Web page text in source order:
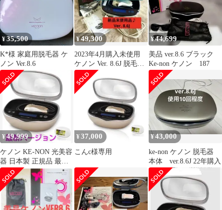
¥35,500
K*様 家庭用脱毛器 ケ
ノン Ver.8.6
¥49,300
2023年4月購入未使用
ケノン Ver. 8.6J 脱毛セ
ット(美顔追加可能)
¥44,699
美品 ver.8.6 ブラック
Ke-non ケノン 187
¥49,999
ケノン KE-NON 光美容
器 日本製 正規品 最新
バージョン Ver8.7
¥ 37,000
こんc様専用
¥43,000
ke-non ケノン 脱毛器
本体 ver.8.6J 22年購入